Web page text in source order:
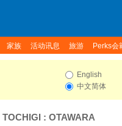
家族 活动讯息 旅游 Perks会
English
中文简体
TOCHIGI : OTAWARA